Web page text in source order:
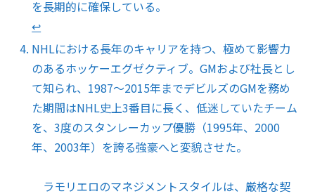
を長期的に確保している。
↩︎
NHLにおける長年のキャリアを持つ、極めて影響力
のあるホッケーエグゼクティブ。GMおよび社長とし
て知られ、1987〜2015年までデビルズのGMを務め
た期間はNHL史上3番目に長く、低迷していたチーム
を、3度のスタンレーカップ優勝（1995年、2000
年、2003年）を誇る強豪へと変貌させた。
ラモリエロのマネジメントスタイルは、厳格な契